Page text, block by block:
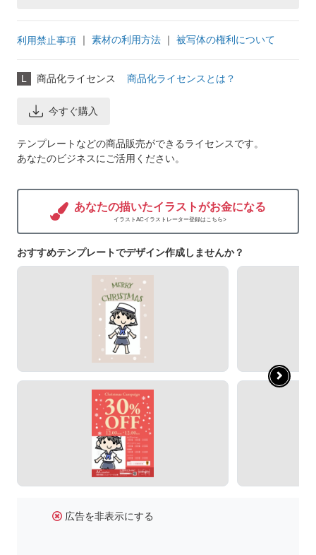
利用禁止事項 ｜ 素材の利用方法 ｜ 被写体の権利について
L 商品化ライセンス 商品化ライセンスとは？
今すぐ購入
テンプレートなどの商品販売ができるライセンスです。
あなたのビジネスにご活用ください。
あなたの描いたイラストがお金になる
イラストACイラストレーター登録はこちら>
おすすめテンプレートでデザイン作成しませんか？
広告を非表示にする